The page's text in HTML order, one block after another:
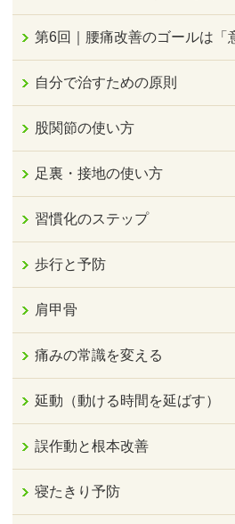
第6回｜腰痛改善のゴールは「
自分で治すための原則
股関節の使い方
足裏・接地の使い方
習慣化のステップ
歩行と予防
肩甲骨
痛みの常識を変える
延動（動ける時間を延ばす）
誤作動と根本改善
寝たきり予防